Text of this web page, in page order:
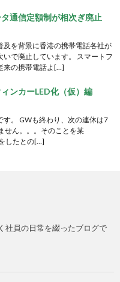
通信定額制が相次ぎ廃止
及を背景に香港の携帯電話各社が
で廃止しています。 スマートフ
来の携帯電話よ[…]
ンカーLED化（仮）編
。 GWも終わり、次の連休は7
せん。。。そのことを某
したとの[…]
社員の日常を綴ったブログで